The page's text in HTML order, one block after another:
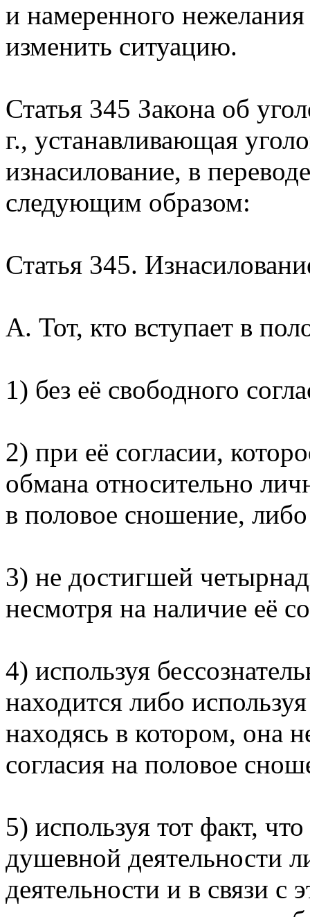
и намеренного
изменить ситуацию.
Статья 345 Закона об
г., устанавливающая
изнасилование, в
следующим образом:
Статья 345.
А. Тот, кто вступает в
1) без её свободного
2) при её согласии,
обмана относительно
в половое сношение,
3) не достигшей
несмотря на наличие её
4) используя
находится либо
находясь в котором, она
согласия на половое
5) используя тот факт,
душевной деятельности
деятельности и в связи с